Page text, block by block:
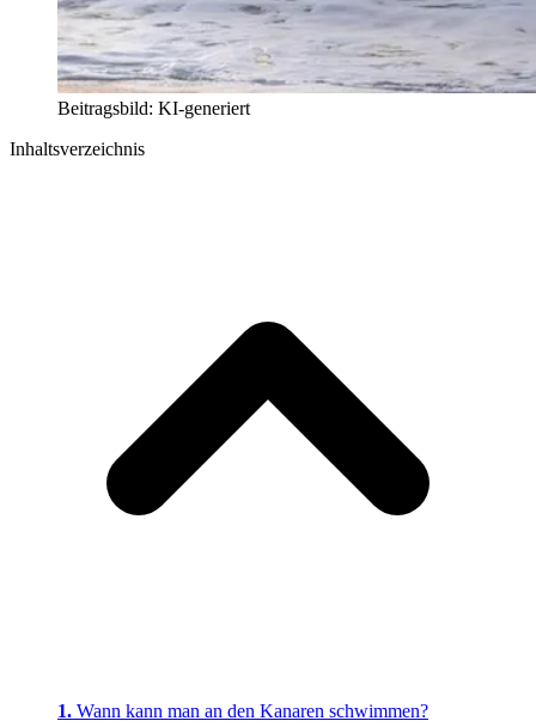
Beitragsbild: KI-generiert
Inhaltsverzeichnis
Wann kann man an den Kanaren schwimmen?